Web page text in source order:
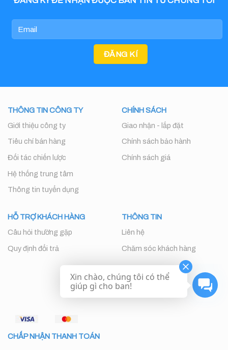
THÔNG TIN CÔNG TY
Giới thiệu công ty
Tiêu chí bán hàng
Đối tác chiến lược
Hệ thống trung tâm
Thông tin tuyển dụng
CHÍNH SÁCH
Giao nhận - lắp đặt
Chính sách bảo hành
Chính sách giá
HỖ TRỢ KHÁCH HÀNG
Câu hỏi thường gặp
Quy định đổi trả
THÔNG TIN
Liên hệ
Chăm sóc khách hàng
CHẤP NHẬN THANH TOÁN
Xin chào, chúng tôi có thể
giúp gì cho ban!